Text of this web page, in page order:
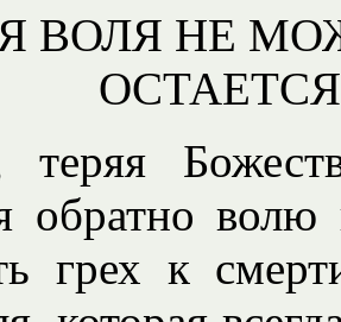
ВОЛЯ НЕ
теряя
обратно
грех к